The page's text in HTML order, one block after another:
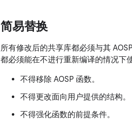
简易替换
所有修改后的共享库都必须与其
都必须能在不进行重新编译的情况下
不得移除 AOSP 函数。
不得更改面向用户提供的结构。
不得强化函数的前提条件。